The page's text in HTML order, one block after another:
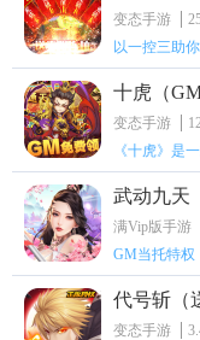
变态手游
以一控三助
十虎（
变态手游
《十虎》是
武动九天
满Vip版手游
GM当托特权
代号斩（
变态手游